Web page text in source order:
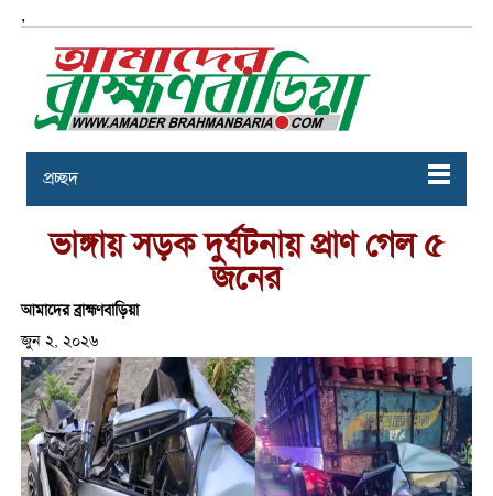
,
প্রচ্ছদ
ভাঙ্গায় সড়ক দুর্ঘটনায় প্রাণ গেল ৫
জনের
আমাদের ব্রাহ্মণবাড়িয়া
জুন ২, ২০২৬